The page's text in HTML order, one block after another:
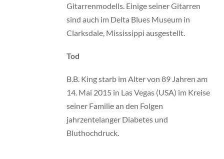
Gitarrenmodells. Einige seiner Gitarren
sind auch im Delta Blues Museum in
Clarksdale, Mississippi ausgestellt.
Tod
B.B. King starb im Alter von 89 Jahren am
14. Mai 2015 in Las Vegas (USA) im Kreise
seiner Familie an den Folgen
jahrzentelanger Diabetes und
Bluthochdruck.